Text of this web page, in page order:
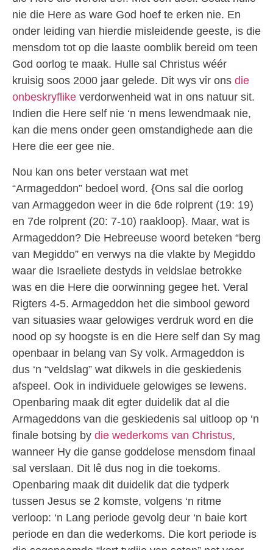
nie die Here as ware God hoef te erken nie. En
onder leiding van hierdie misleidende geeste, is die
mensdom tot op die laaste oomblik bereid om teen
God oorlog te maak. Hulle sal Christus wéér
kruisig soos 2000 jaar gelede. Dit wys vir ons die
onbeskryflike verdorwenheid wat in ons natuur sit.
Indien die Here self nie ‘n mens lewendmaak nie,
kan die mens onder geen omstandighede aan die
Here die eer gee nie.
Nou kan ons beter verstaan wat met
“Armageddon” bedoel word. {Ons sal die oorlog
van Armaggedon weer in die 6de rolprent (19: 19)
en 7de rolprent (20: 7-10) raakloop}. Maar, wat is
Armageddon? Die Hebreeuse woord beteken “berg
van Megiddo” en verwys na die vlakte by Megiddo
waar die Israeliete destyds in veldslae betrokke
was en die Here die oorwinning gegee het. Veral
Rigters 4-5. Armageddon het die simbool geword
van situasies waar gelowiges verdruk word en die
nood op sy hoogste is en die Here self dan Sy mag
openbaar in belang van Sy volk. Armageddon is
dus ‘n “veldslag” wat dikwels in die geskiedenis
afspeel. Ook in individuele gelowiges se lewens.
Openbaring maak dit egter duidelik dat al die
Armageddons van die geskiedenis sal uitloop op ‘n
finale botsing by die wederkoms van Christus,
wanneer Hy die ganse goddelose mensdom finaal
sal verslaan. Dit lê dus nog in die toekoms.
Openbaring maak dit duidelik dat die tydperk
tussen Jesus se 2 komste, volgens ‘n ritme
verloop: ‘n Lang periode gevolg deur ‘n baie kort
periode en dan die wederkoms. Die kort periode is